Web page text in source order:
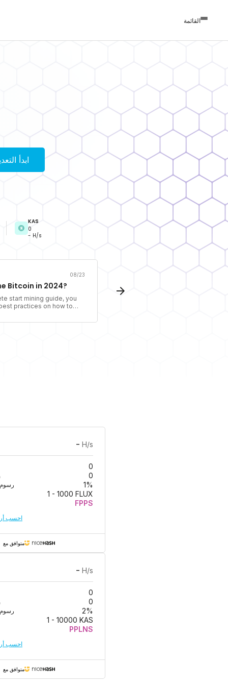
القائمة
ابدأ
KAS
0
- H/s
08/23
Bitcoin in 2024?
start mining guide, you
practices on how to
- H/s
0
0
1%
1 - 1000 FLUX
FPPS
احسب
متوافق مع
- H/s
0
0
2%
1 - 10000 KAS
PPLNS
احسب
متوافق مع